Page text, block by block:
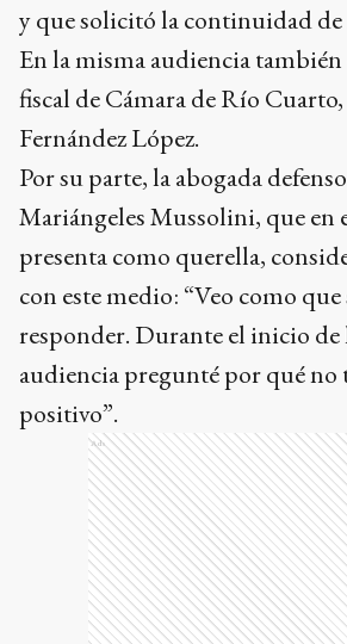
y que solicitó la continuidad de
En la misma audiencia
fiscal de Cámara de Río
Fernández López.
Por su parte, la abogada
Mariángeles Mussolini, que en
presenta como querella,
con este medio: “Veo como
responder. Durante el inicio
audiencia pregunté por qué no
positivo”.
Ads